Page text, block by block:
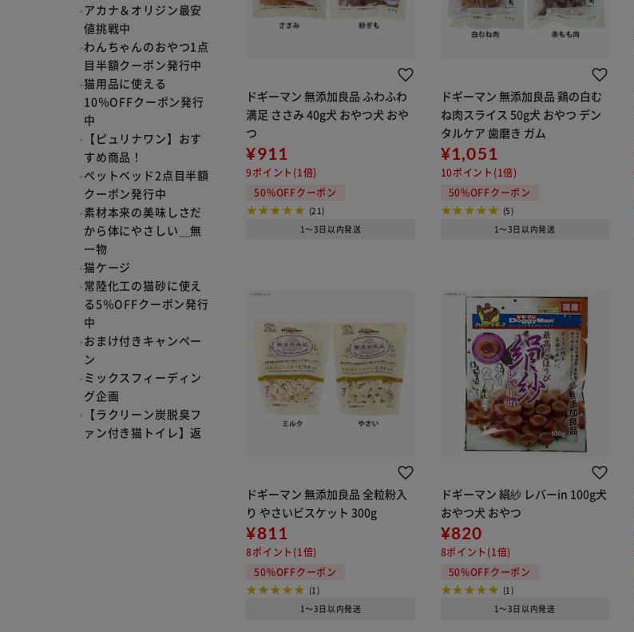
アカナ＆オリジン最安
値挑戦中
わんちゃんのおやつ1点
目半額クーポン発行中
猫用品に使える
10％OFFクーポン発行
中
【ピュリナワン】おす
すめ商品！
ペットベッド2点目半額
クーポン発行中
素材本来の美味しさだ
から体にやさしい＿無
一物
猫ケージ
常陸化工の猫砂に使え
る5％OFFクーポン発行
中
おまけ付きキャンペー
ン
ミックスフィーディン
グ企画
【ラクリーン炭脱臭フ
ァン付き猫トイレ】返
ドギーマン 無添加良品 ふわふわ
満足 ささみ 40g犬 おやつ犬 おや
つ
¥911
9ポイント(1倍)
50%OFFクーポン
(21)
1～3日以内発送
ドギーマン 無添加良品 鶏の白む
ね肉スライス 50g犬 おやつ デン
タルケア 歯磨き ガム
¥1,051
10ポイント(1倍)
50%OFFクーポン
(5)
1～3日以内発送
ドギーマン 無添加良品 全粒粉入
り やさいビスケット 300g
¥811
8ポイント(1倍)
50%OFFクーポン
(1)
1～3日以内発送
ドギーマン 絹紗 レバーin 100g犬
おやつ犬 おやつ
¥820
8ポイント(1倍)
50%OFFクーポン
(1)
1～3日以内発送